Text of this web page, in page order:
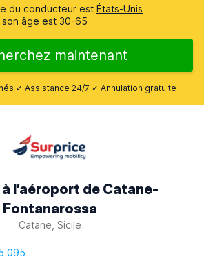
du conducteur est États-Unis
âge est 30-65
maintenant
✓ Assistance 24/7 ✓ Annulation gratuite
l’aéroport de Catane-
Fontanarossa
Catane, Sicile
095